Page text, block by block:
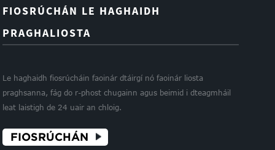
FIOSRÚCHÁN LE HAGHAIDH
PRAGHALIOSTA
Le haghaidh fiosrúcháin faoinár dtáirgí nó faoinár liosta
praghsanna, fág do r-phost chugainn agus beimid i dteagmháil
leat laistigh de 24 uair an chloig.
FIOSRÚCHÁN